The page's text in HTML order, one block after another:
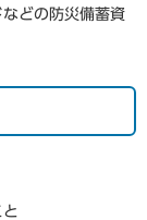
どの防災備蓄資